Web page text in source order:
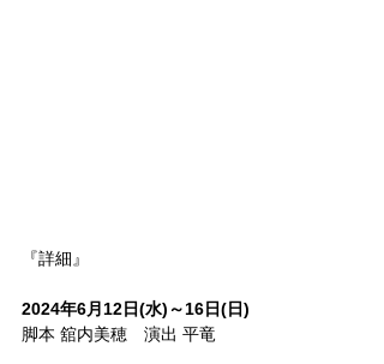
『詳細』
2024年6月12日(水)～16日(日)
脚本 舘内美穂　演出 平竜